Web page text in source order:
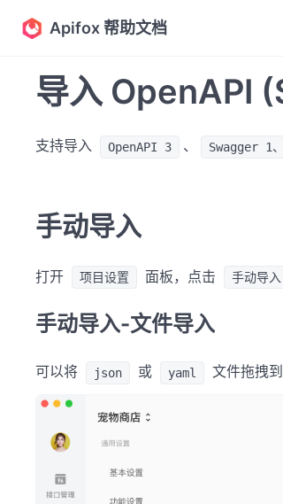
Apifox 帮助文档
导入 OpenAPI
支持导入 OpenAPI 3 、 Swagger 1
手动导入
打开 项目设置 面板，点击 手动导入
手动导入-文件导入
可以将 json 或 yaml 文件拖拽